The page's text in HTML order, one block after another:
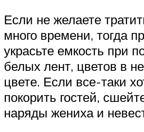
Если не желаете
много времени, тогда
украсьте емкость при
белых лент, цветов в
цвете. Если все-таки
покорить гостей,
наряды жениха и